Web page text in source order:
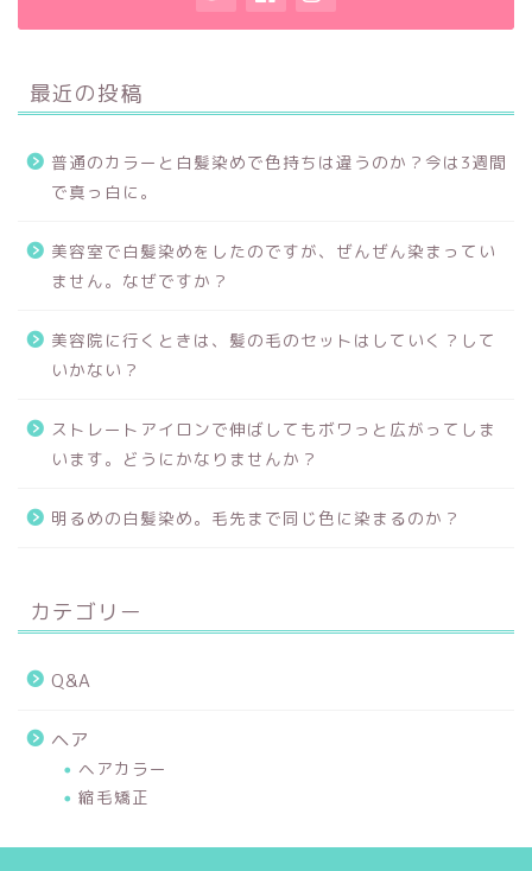
最近の投稿
普通のカラーと白髪染めで色持ちは違うのか？今は3週間
で真っ白に。
美容室で白髪染めをしたのですが、ぜんぜん染まってい
ません。なぜですか？
美容院に行くときは、髪の毛のセットはしていく？して
いかない？
ストレートアイロンで伸ばしてもボワっと広がってしま
います。どうにかなりませんか？
明るめの白髪染め。毛先まで同じ色に染まるのか？
カテゴリー
Q&A
ヘア
ヘアカラー
縮毛矯正